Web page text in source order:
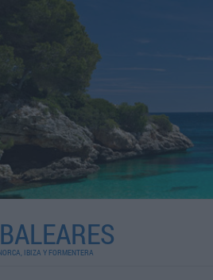
IBIZA Y FORMENTERA